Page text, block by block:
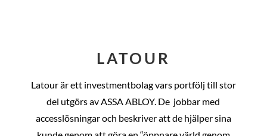
LATOUR
Latour är ett investmentbolag vars portfölj till stor
del utgörs av ASSA ABLOY. De jobbar med
accesslösningar och beskriver att de hjälper sina